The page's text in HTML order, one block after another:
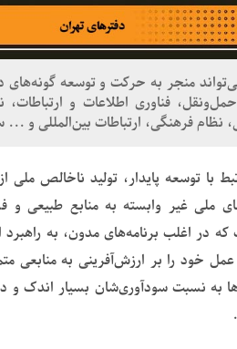
منجر به حرکت و توسعه گونه‌های
فناوری اطلاعات و ارتباطات،
نظام فرهنگی، ارتباطات بین‌المللی
با توسعه پایدار، تولید ناخالص
ملی غیر وابسته به منابع طبیعی و
که در اغلب برنامه‌های مدون، به
خود را بر ارزش‌آفرینی به منابعی
به نسبت سودآوری‌شان بسیار اندک و